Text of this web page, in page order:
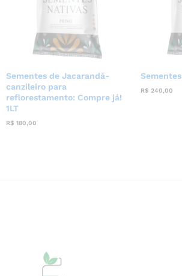
Sementes de Jacarandá-
canzileiro para
reflorestamento: Compre já!
1LT
R$ 180,00
R$ 240,00